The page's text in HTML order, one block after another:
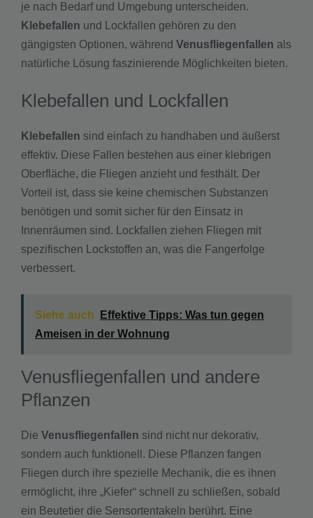
je nach Bedarf und Umgebung unterscheiden.
Klebefallen und Lockfallen gehören zu den
gängigsten Optionen, während Venusfliegenfallen als
natürliche Lösung faszinierende Möglichkeiten bieten.
Klebefallen und Lockfallen
Klebefallen sind einfach zu handhaben und äußerst
effektiv. Diese Fallen bestehen aus einer klebrigen
Oberfläche, die Fliegen anzieht und festhält. Der
Vorteil ist, dass sie keine chemischen Substanzen
benötigen und somit sicher für den Einsatz in
Innenräumen sind. Lockfallen ziehen Fliegen mit
spezifischen Lockstoffen an, was die Fangerfolge
verbessert.
Siehe auch
Effektive Tipps: Was tun gegen
Ameisen in der Wohnung
Venusfliegenfallen und andere
Pflanzen
Die Venusfliegenfallen sind nicht nur dekorativ,
sondern auch funktionell. Diese Pflanzen fangen
Fliegen durch ihre spezielle Mechanik, die es ihnen
ermöglicht, ihre „Kiefer“ schnell zu schließen, sobald
ein Beutetier die Sensortentakeln berührt. Eine